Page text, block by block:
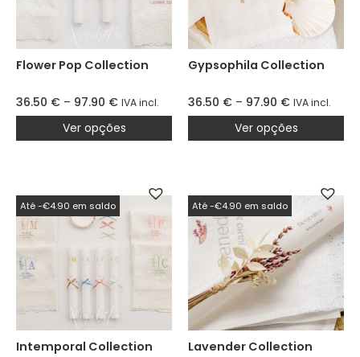
Flower Pop Collection
36.50 € – 97.90 € IVA incl.
Ver opções
Gypsophila Collection
36.50 € – 97.90 € IVA incl.
Ver opções
Intemporal Collection
Até -€4.90 em saldo
Lavender Collection
Até -€4.90 em saldo